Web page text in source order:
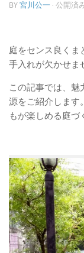
BY 宮川公一 · 公開済
庭をセンス良くま
手入れが欠かせま
この記事では、魅
源をご紹介します
もが楽しめる庭づ